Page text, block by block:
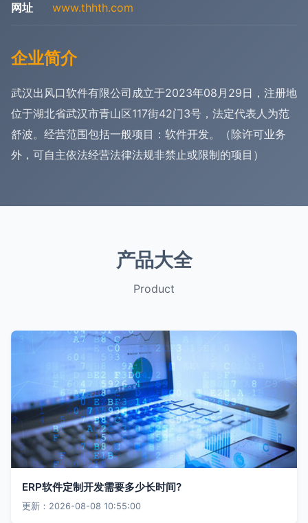
网址 www.thhth.com
企业简介
武汉出风口软件有限公司成立于2023年08月29日，注册地
位于湖北省武汉市青山区117街42门3号，法定代表人为范
舒波。经营范围包括一般项目：软件开发。（除许可业务
外，可自主依法经营法律法规非禁止或限制的项目）
产品大全
Product
ERP软件定制开发需要多少长时间?
更新：2026-08-08 10:55:00